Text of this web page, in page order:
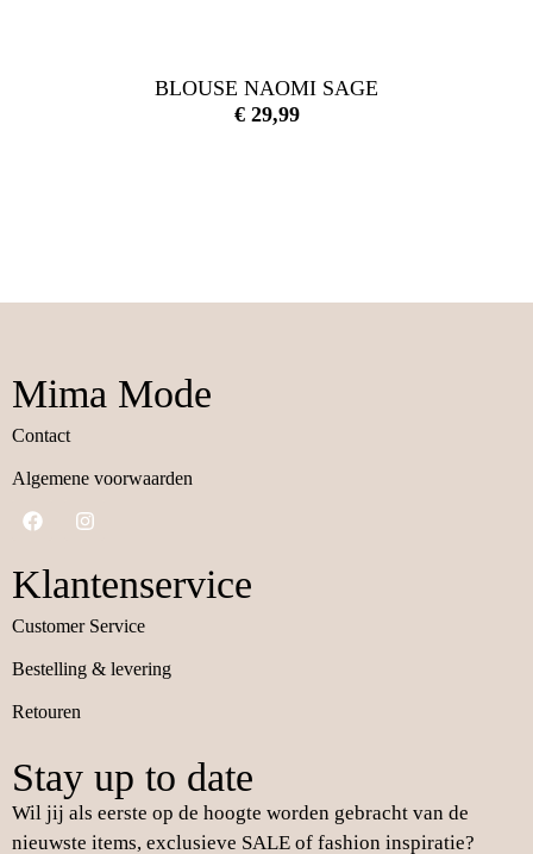
BLOUSE NAOMI SAGE
€29,99
Mima Mode
Contact
Algemene voorwaarden
Klantenservice
Customer Service
Bestelling & levering
Retouren
Stay up to date
Wil jij als eerste op de hoogte worden gebracht van de
nieuwste items, exclusieve SALE of fashion inspiratie?